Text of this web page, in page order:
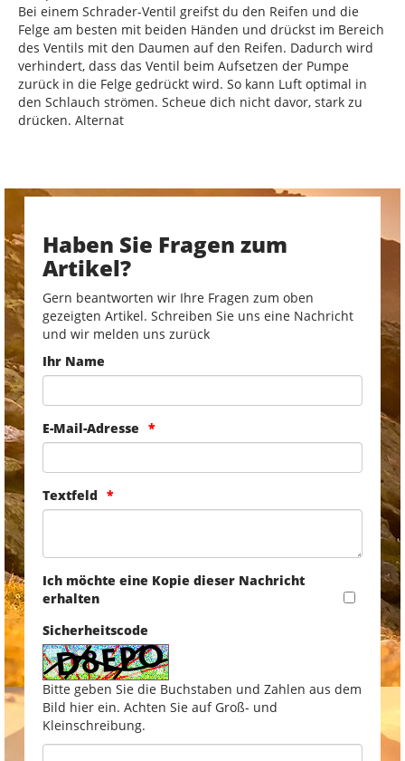
Bei einem Schrader-Ventil greifst du den Reifen und die
Felge am besten mit beiden Händen und drückst im Bereich
des Ventils mit den Daumen auf den Reifen. Dadurch wird
verhindert, dass das Ventil beim Aufsetzen der Pumpe
zurück in die Felge gedrückt wird. So kann Luft optimal in
den Schlauch strömen. Scheue dich nicht davor, stark zu
drücken. Alternat
Haben Sie Fragen zum
Artikel?
Gern beantworten wir Ihre Fragen zum oben
gezeigten Artikel. Schreiben Sie uns eine Nachricht
und wir melden uns zurück
Ihr Name
E-Mail-Adresse
Textfeld
Ich möchte eine Kopie dieser Nachricht
erhalten
Sicherheitscode
Bitte geben Sie die Buchstaben und Zahlen aus dem
Bild hier ein. Achten Sie auf Groß- und
Kleinschreibung.